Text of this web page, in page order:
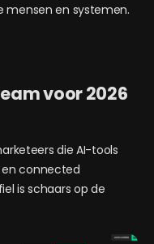
mensen en systemen.
voor 2026
die AI-tools
connected
is schaars op de